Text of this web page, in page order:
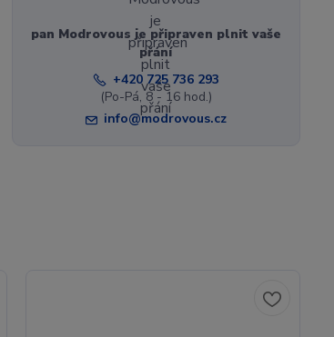
pan Modrovous je připraven plnit vaše
přání
+420 725 736 293
(Po-Pá, 8 - 16 hod.)
info@modrovous.cz